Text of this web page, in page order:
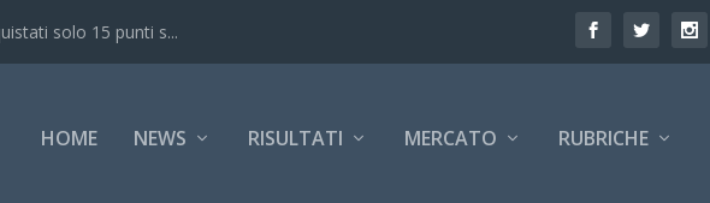
solo 15 punti s...
HOME NEWS RISULTATI MERCATO RUBRICHE